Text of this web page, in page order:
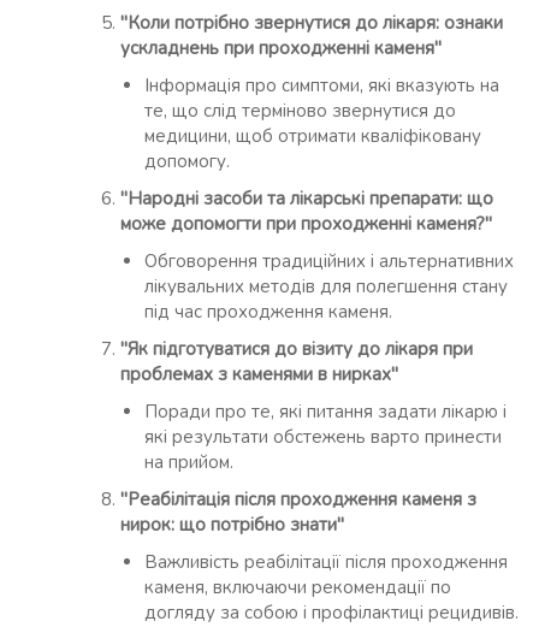
"Коли потрібно звернутися до лікаря: ознаки
ускладнень при проходженні каменя"
Інформація про симптоми, які вказують на
те, що слід терміново звернутися до
медицини, щоб отримати кваліфіковану
допомогу.
"Народні засоби та лікарські препарати: що
може допомогти при проходженні каменя?"
Обговорення традиційних і альтернативних
лікувальних методів для полегшення стану
під час проходження каменя.
"Як підготуватися до візиту до лікаря при
проблемах з каменями в нирках"
Поради про те, які питання задати лікарю і
які результати обстежень варто принести
на прийом.
"Реабілітація після проходження каменя з
нирок: що потрібно знати"
Важливість реабілітації після проходження
каменя, включаючи рекомендації по
догляду за собою і профілактиці рецидивів.